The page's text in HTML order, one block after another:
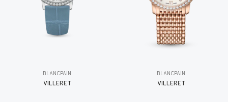
BLANCPAIN
VILLERET
BLANCPAIN
VILLERET